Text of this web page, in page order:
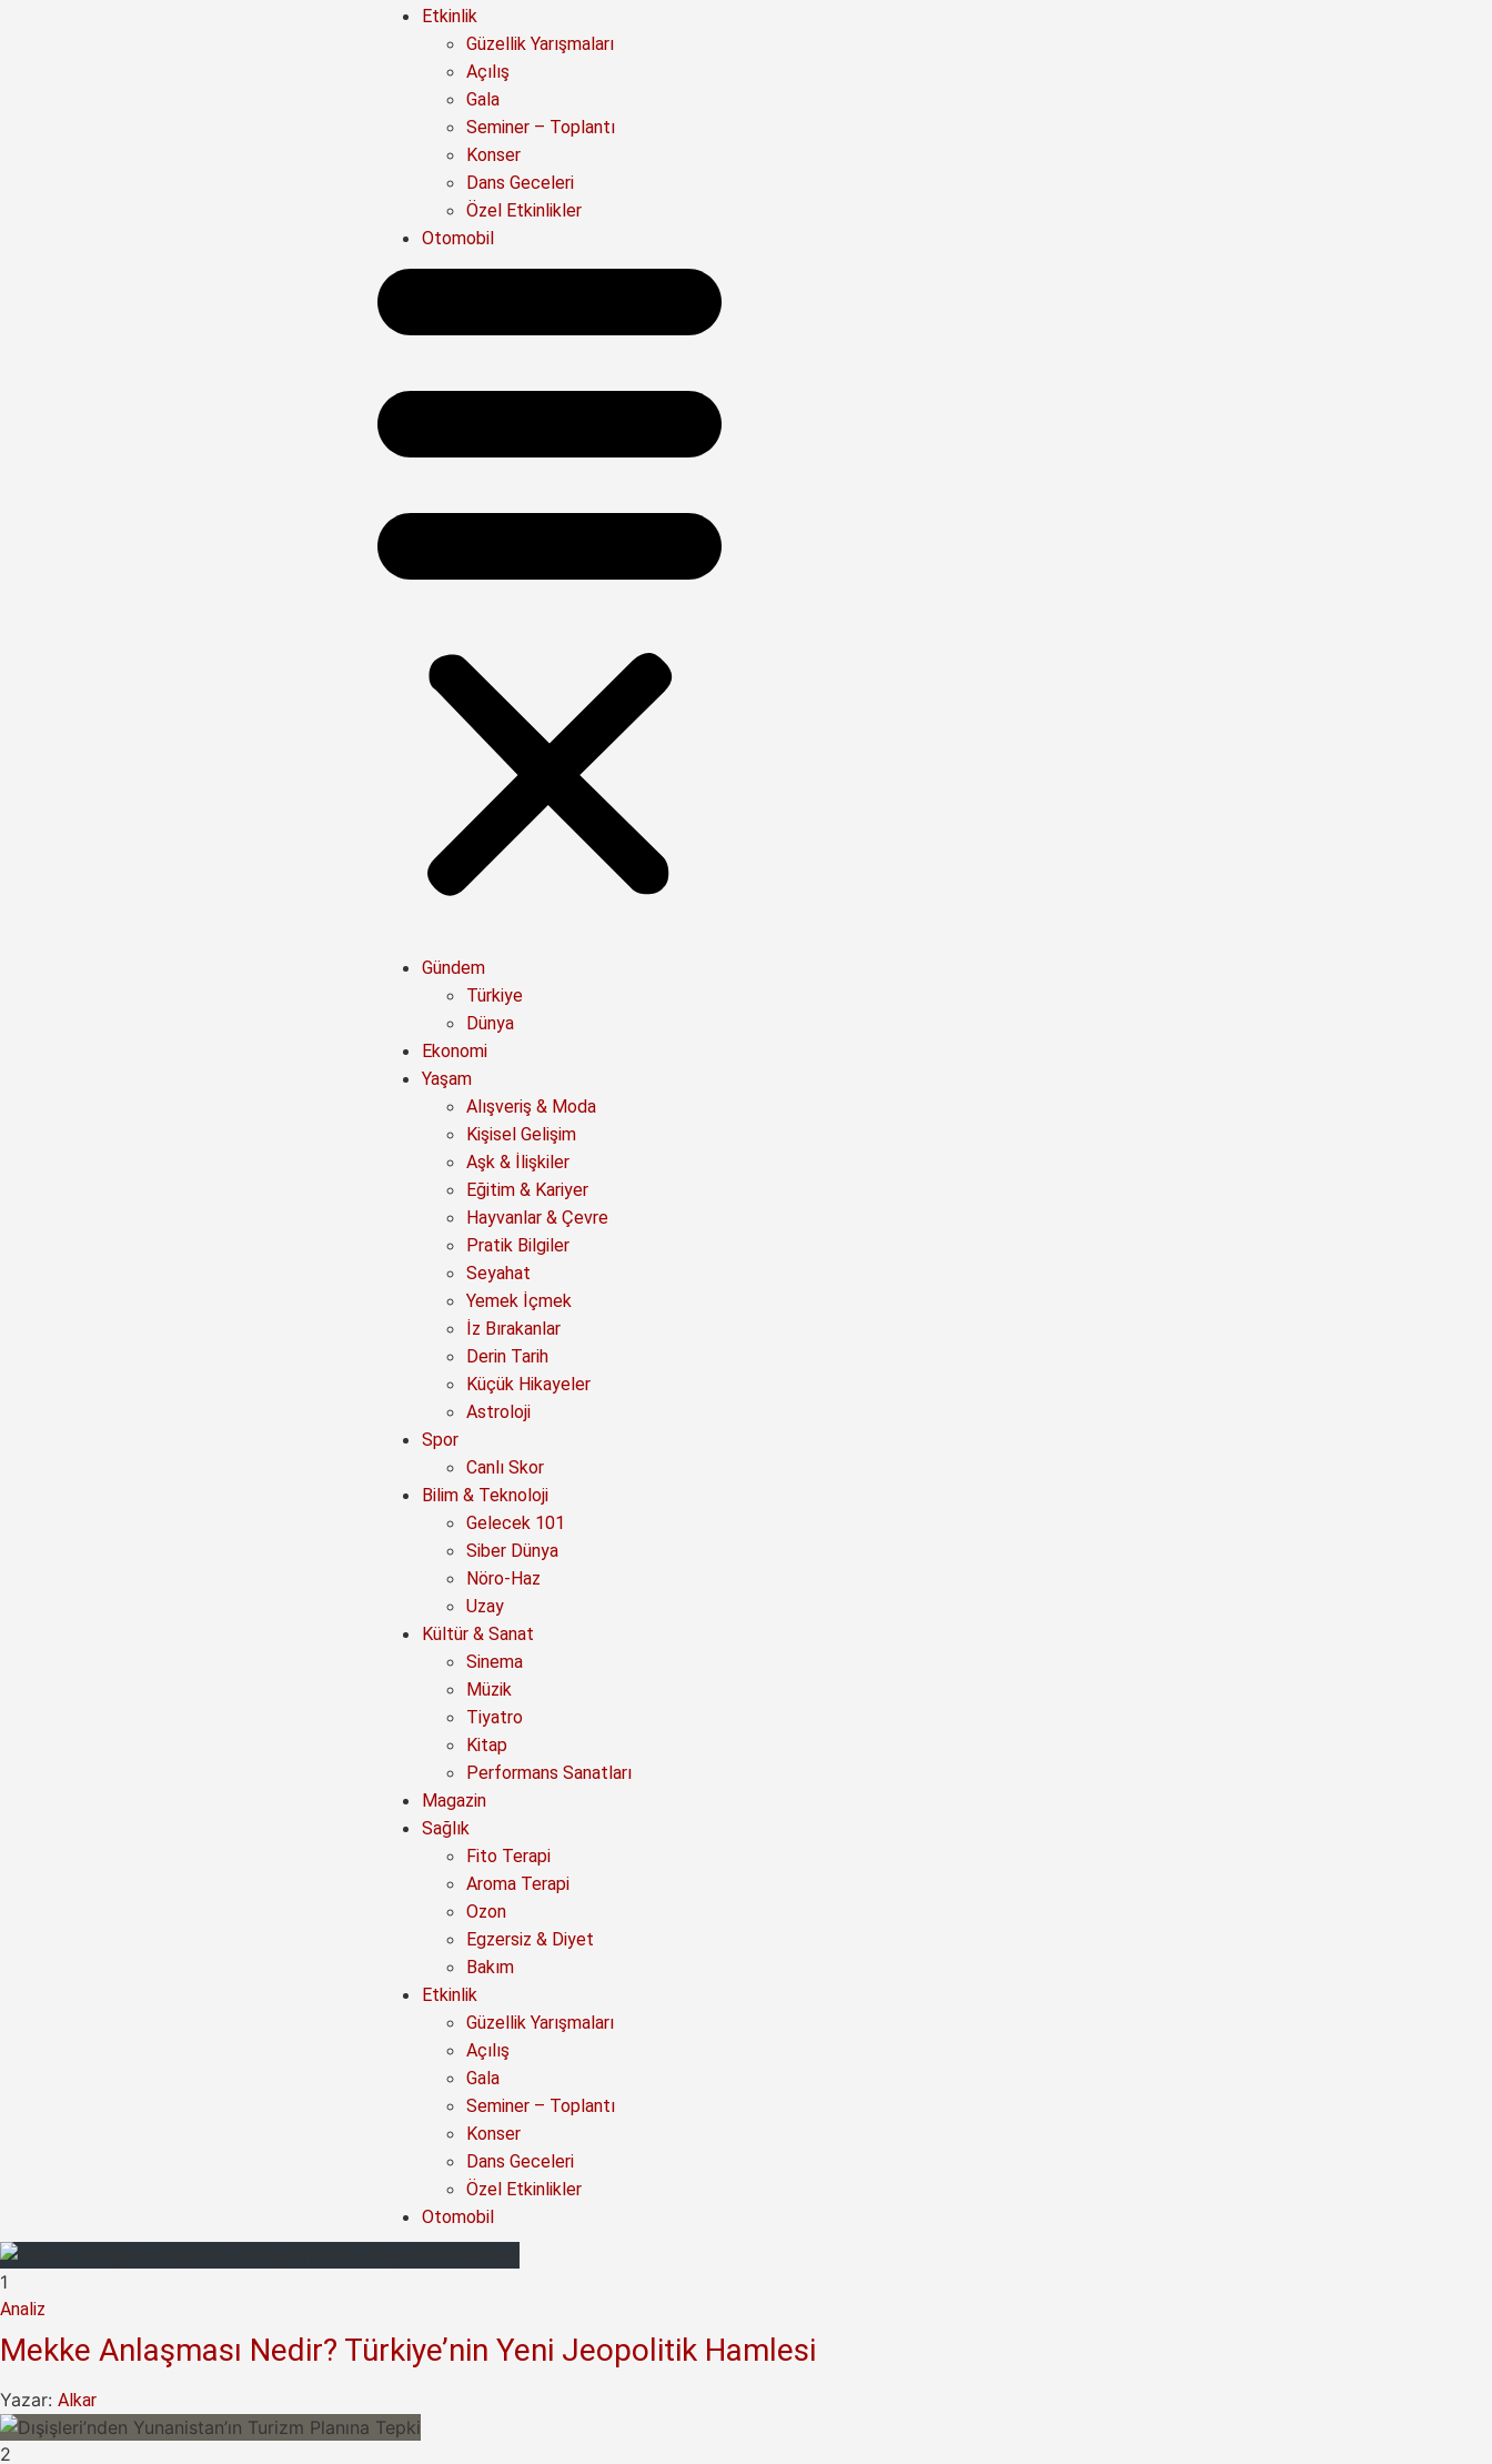
Etkinlik
Güzellik Yarışmaları
Açılış
Gala
Seminer – Toplantı
Konser
Dans Geceleri
Özel Etkinlikler
Otomobil
Gündem
Türkiye
Dünya
Ekonomi
Yaşam
Alışveriş & Moda
Kişisel Gelişim
Aşk & İlişkiler
Eğitim & Kariyer
Hayvanlar & Çevre
Pratik Bilgiler
Seyahat
Yemek İçmek
İz Bırakanlar
Derin Tarih
Küçük Hikayeler
Astroloji
Spor
Canlı Skor
Bilim & Teknoloji
Gelecek 101
Siber Dünya
Nöro-Haz
Uzay
Kültür & Sanat
Sinema
Müzik
Tiyatro
Kitap
Performans Sanatları
Magazin
Sağlık
Fito Terapi
Aroma Terapi
Ozon
Egzersiz & Diyet
Bakım
Etkinlik
Güzellik Yarışmaları
Açılış
Gala
Seminer – Toplantı
Konser
Dans Geceleri
Özel Etkinlikler
Otomobil
1
Analiz
Mekke Anlaşması Nedir? Türkiye’nin Yeni Jeopolitik Hamlesi
Yazar: Alkar
2